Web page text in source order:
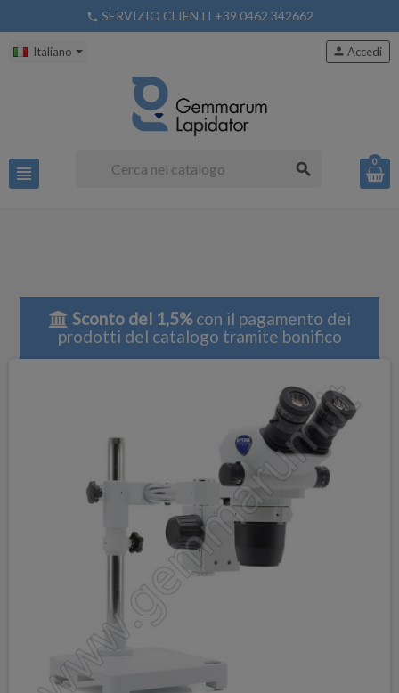
phone SERVIZIO CLIENTI +39 0462 342662
Italiano
view_headline search
person Accedi
0
Sconto del 1,5%con il pagamento dei
prodotti del catalogo tramite bonifico